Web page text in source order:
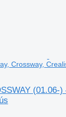
Crossway,
(01.06-